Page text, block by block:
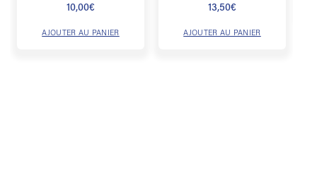
10,00€
AJOUTER AU PANIER
13,50€
AJOUTER AU PANIER